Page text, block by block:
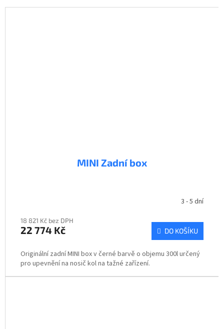
MINI Zadní box
3 - 5 dní
18 821 Kč bez DPH
22 774 Kč DO KOŠÍKU
Originální zadní MINI box v černé barvě o objemu 300l určený
pro upevnění na nosič kol na tažné zařízení.